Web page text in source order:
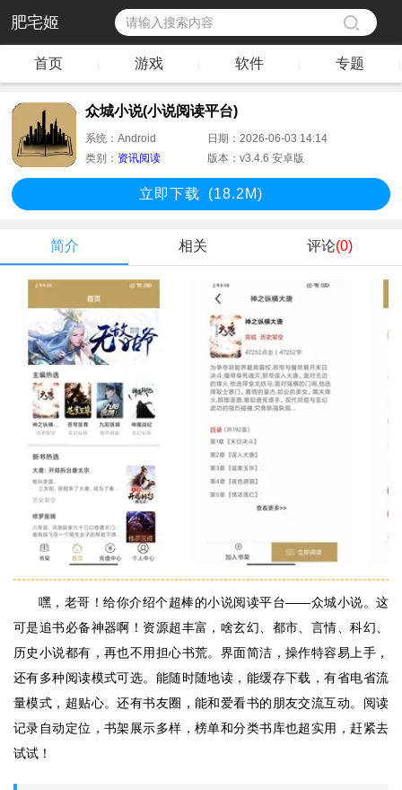
肥宅姬
首页 游戏 软件 专题
众城小说(小说阅读平台)
系统：Android 日期：2026-06-03 14:14
类别： 资讯阅读 版本：v3.4.6 安卓版
立即下载 (18.2M)
简介 相关 评论(0)
嘿，老哥！给你介绍个超棒的小说阅读平台——众城小说。这
可是追书必备神器啊！资源超丰富，啥玄幻、都市、言情、科幻、
历史小说都有，再也不用担心书荒。界面简洁，操作特容易上手，
还有多种阅读模式可选。能随时随地读，能缓存下载，有省电省流
量模式，超贴心。还有书友圈，能和爱看书的朋友交流互动。阅读
记录自动定位，书架展示多样，榜单和分类书库也超实用，赶紧去
试试！